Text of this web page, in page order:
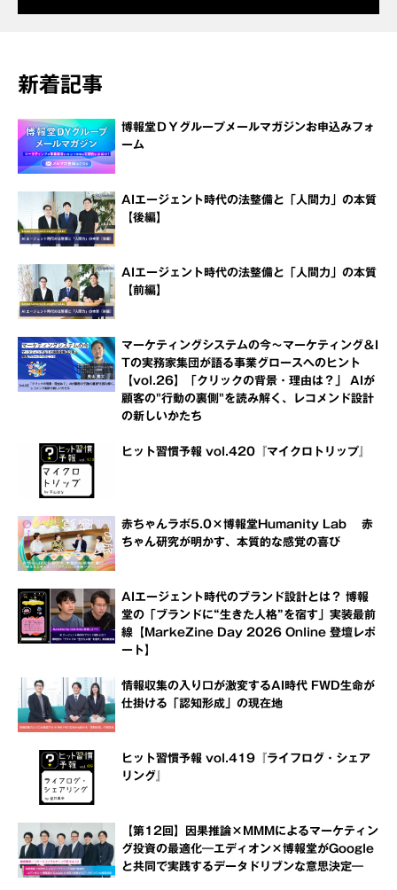
新着記事
博報堂ＤＹグループメールマガジンお申込みフォ
ーム
AIエージェント時代の法整備と「人間力」の本質
【後編】
AIエージェント時代の法整備と「人間力」の本質
【前編】
マーケティングシステムの今～マーケティング＆I
Tの実務家集団が語る事業グロースへのヒント
【vol.26】「クリックの背景・理由は？」 AIが
顧客の"行動の裏側"を読み解く、レコメンド設計
の新しいかたち
ヒット習慣予報 vol.420『マイクロトリップ』
赤ちゃんラボ5.0×博報堂Humanity Lab 赤
ちゃん研究が明かす、本質的な感覚の喜び
AIエージェント時代のブランド設計とは？ 博報
堂の「ブランドに“生きた人格”を宿す」実装最前
線【MarkeZine Day 2026 Online 登壇レポ
ート】
情報収集の入り口が激変するAI時代 FWD生命が
仕掛ける「認知形成」の現在地
ヒット習慣予報 vol.419『ライフログ・シェア
リング』
【第12回】因果推論×MMMによるマーケティン
グ投資の最適化―エディオン×博報堂がGoogle
と共同で実践するデータドリブンな意思決定―